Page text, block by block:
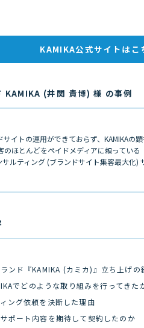
KAMIKA公式サイトはこ
KAMIKA (井関 貴博) 様 の事例
サイトの運用ができておらず、KAMIKAの
のほとんどをペイドメディアに頼っている
ルティング (ブランドサイト集客最大化)
ンド『KAMIKA (カミカ)』立ち上げの
でどのような取り組みを行ってきた
ング依頼を決断した理由
ポート内容を期待して契約したのか